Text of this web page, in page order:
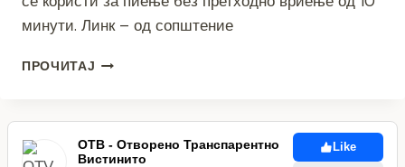
минути. Линк – од сопштение
ПРОЧИТАЈ ИЗВЕСТУВАЊЕ
ПРИЛЕП
ЗА
ИСПРАВНОСТ
ОТВ - Отворено Транспарентно
Вистинито
Like